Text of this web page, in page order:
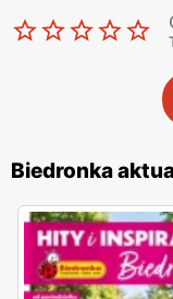
spożywczych i
cenach. Klienci
promocje oraz
Jednym z
się regularnie i
Gazetka
prezentuje
sezonowe
planować swoje
Biedronka